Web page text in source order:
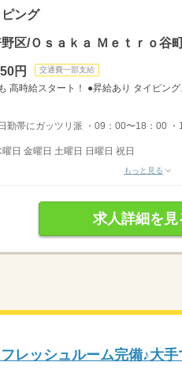
ング
区/Ｏｓａｋａ Ｍｅｔｒｏ谷
円 交通費一部支給
高時給スタート！ ●昇給あり タイピング
勤帯にガッツリ派 ・09：00〜18：00 ・
日 金曜日 土曜日 日曜日 祝日
もっと見る
求人詳細を見
レッシュルーム完備♪大